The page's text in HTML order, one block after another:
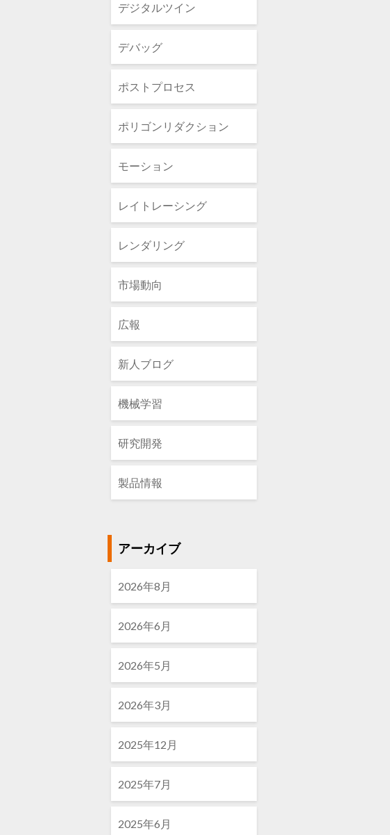
デジタルツイン
デバッグ
ポストプロセス
ポリゴンリダクション
モーション
レイトレーシング
レンダリング
市場動向
広報
新人ブログ
機械学習
研究開発
製品情報
アーカイブ
2026年8月
2026年6月
2026年5月
2026年3月
2025年12月
2025年7月
2025年6月